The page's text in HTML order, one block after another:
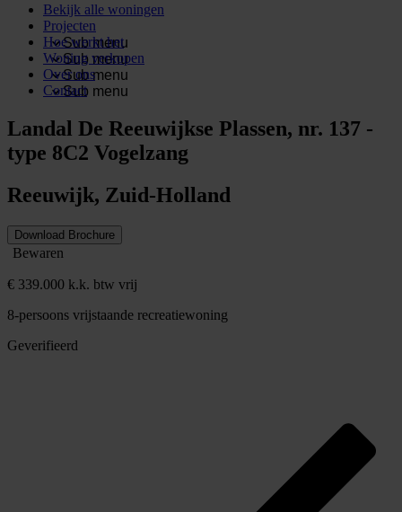
Bekijk alle woningen
Projecten
Sub menu
Hoe werkt het
Sub menu
Woning verkopen
Sub menu
Over ons
Sub menu
Contact
Landal De Reeuwijkse Plassen, nr. 137 -
type 8C2 Vogelzang
Reeuwijk, Zuid-Holland
Download Brochure
Bewaren
€ 339.000 k.k. btw vrij
8-persoons vrijstaande recreatiewoning
Geverifieerd